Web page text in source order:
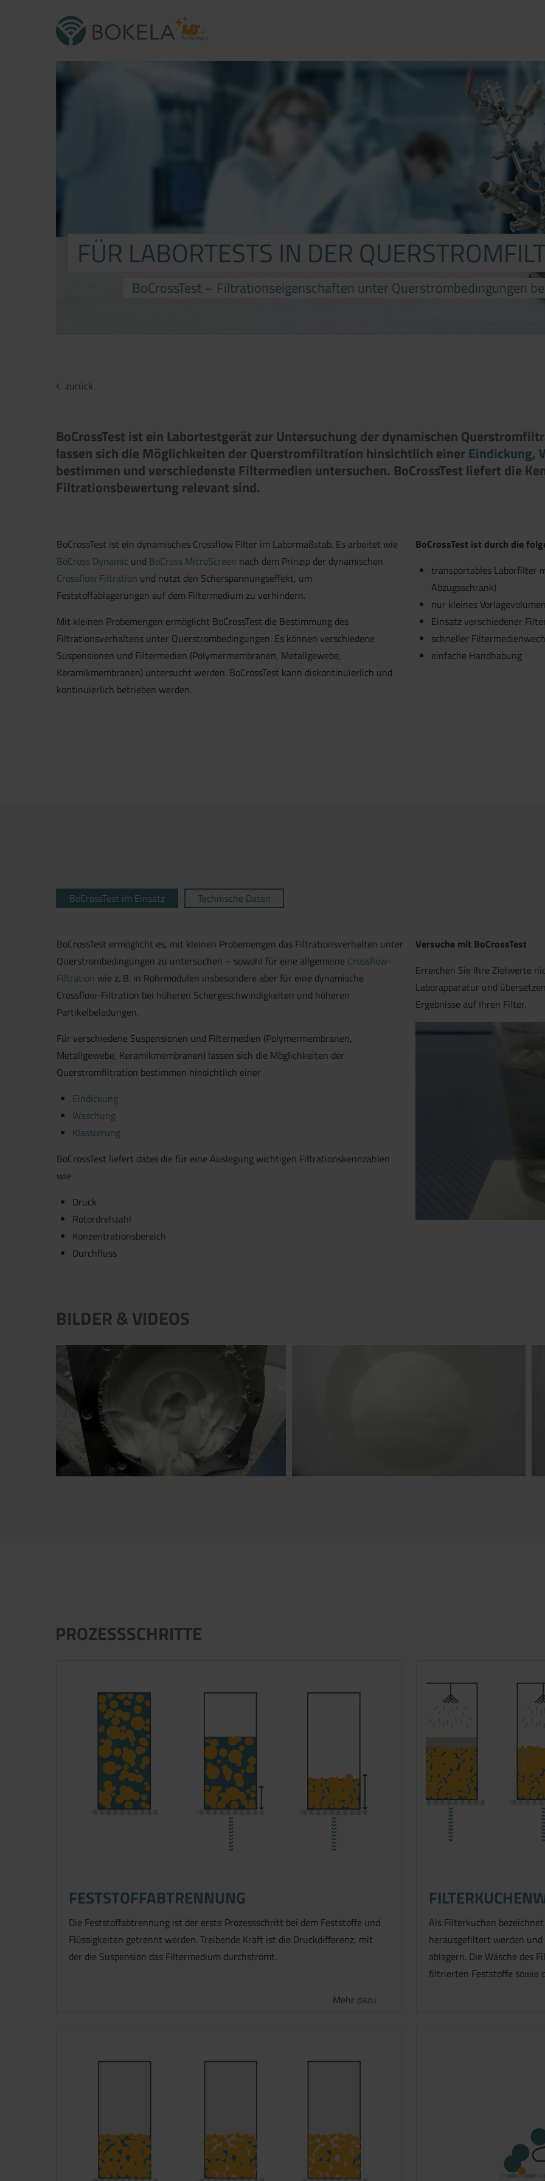
FÜR LABORTESTS IN DER
BoCrossTest – Filtrationseigenschaften unter Querstrombedingungen
zurück
BoCrossTest ist ein Labortestgerät zur Untersuchung der dynamischen
lassen sich die Möglichkeiten der Querstromfiltration hinsichtlich einer Eindickung,
bestimmen und verschiedenste Filtermedien unter­suchen. BoCrossTest liefert die
Filtrationsbewertung relevant sind.
BoCrossTest ist ein dynamisches Crossflow Filter im Labormaßstab. Es arbeitet wie
BoCross Dynamic und BoCross MicroScreen nach dem Prinzip der dynamischen
Crossflow Filtration und nutzt den Scherspannungseffekt, um
Feststoffablagerungen auf dem Filtermedium zu verhindern.
Mit kleinen Probemengen ermöglicht BoCrossTest die Bestimmung des
Filtrationsverhaltens unter Querstrombedingungen. Es können verschiedene
Suspensionen und Filtermedien (Polymermembranen, Metallgewebe,
Keramikmembranen) untersucht werden. BoCrossTest kann diskontinuierlich und
kontinuierlich betrieben werden.
BoCrossTest ist durch die
transportables Laborfilter
Abzugsschrank)
nur kleines
Einsatz verschiedener
schneller
einfache Handhabung
BoCrossTest im Einsatz
Technische Daten
BoCrossTest ermöglicht es, mit kleinen Probemengen das Filtrationsverhalten unter
Querstrom­bedingungen zu untersuchen – sowohl für eine allgemeine Crossflow-
Filtration wie z. B. in Rohr­mo­dulen insbesondere aber für eine dynamische
Crossflow-Filtration bei höheren Scherge­schwind­ig­keiten und höheren
Partikelbeladungen.
Für verschiedene Suspensionen und Filtermedien (Polymer­mem­branen,
Metallgewebe, Keramik­membranen) lassen sich die Möglichkeiten der
Querstromfiltration bestimmen hin­sichtlich einer
Eindickung
Waschung
Klassierung
BoCrossTest liefert dabei die für eine Auslegung wichtigen Filtrationskennzahlen
wie
Druck
Rotordrehzahl
Konzentrationsbereich
Durchfluss
Versuche mit BoCrossTest
Erreichen Sie Ihre Zielwerte
Laborapparatur und
Ergebnisse auf Ihren Filter.
Versuche mit
BILDER & VIDEOS
Versuche mit BoCrossTest - Aufkonzentrierung von
Bionanocellulose auf 10 wt.-%
PROZESSSCHRITTE
FESTSTOFFABTRENNUNG
Die Feststoffabtrennung ist der erste Prozessschritt bei dem Feststoffe und
Flüssigkeiten getrennt werden. Treibende Kraft ist die Druckdifferenz, mit
der die Suspension das Filtermedium durchströmt.
Mehr dazu
Als Filterkuchen
herausgefiltert werden
ablagern. Die Wäsche des
filtrierten Feststoffe sowie